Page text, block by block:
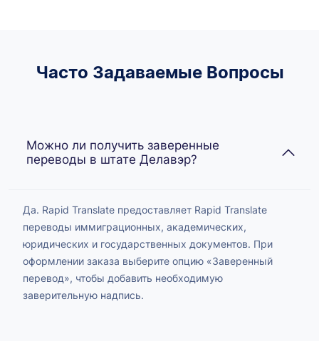
Часто Задаваемые Вопросы
Можно ли получить заверенные
переводы в штате Делавэр?
Да. Rapid Translate предоставляет Rapid Translate
переводы иммиграционных, академических,
юридических и государственных документов. При
оформлении заказа выберите опцию «Заверенный
перевод», чтобы добавить необходимую
заверительную надпись.